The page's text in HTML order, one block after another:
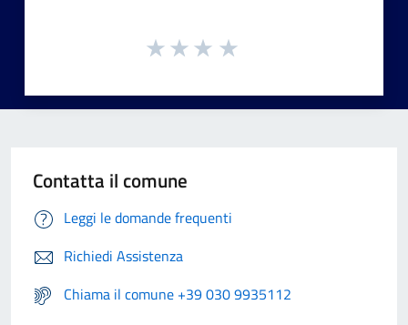
Contatta il comune
Leggi le domande frequenti
Richiedi Assistenza
Chiama il comune +39 030 9935112